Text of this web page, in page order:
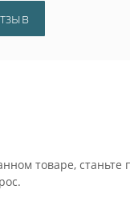
товаре, станьте